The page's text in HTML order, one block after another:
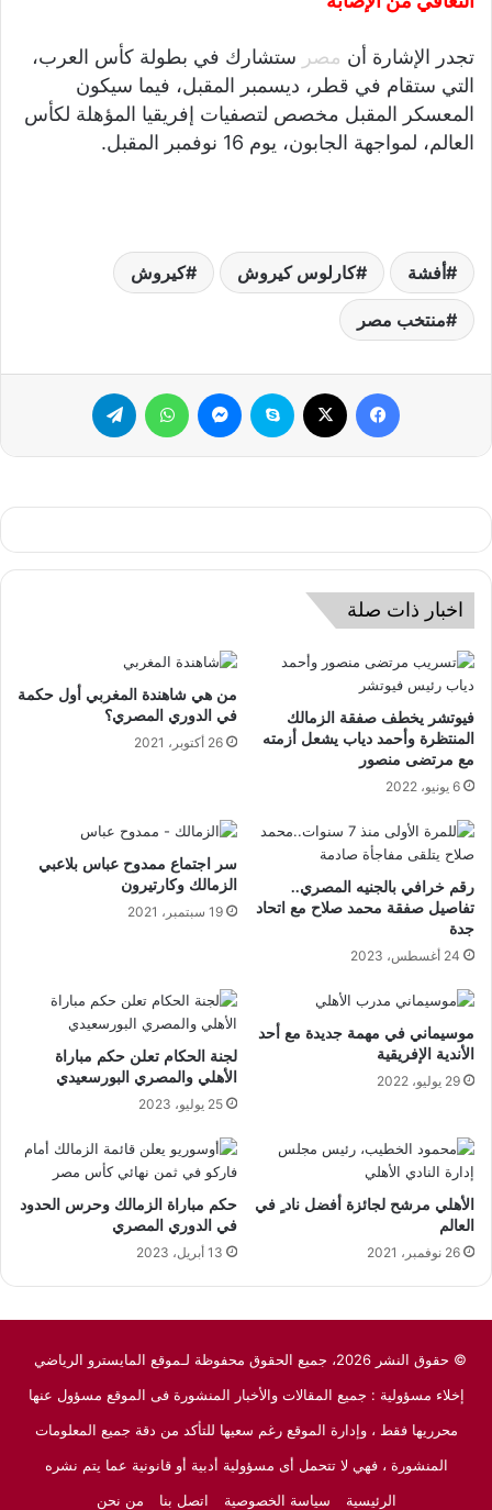
تجدر الإشارة أن مصر ستشارك في بطولة كأس العرب،
التي ستقام في قطر، ديسمبر المقبل، فيما سيكون
المعسكر المقبل مخصص لتصفيات إفريقيا المؤهلة لكأس
العالم، لمواجهة الجابون، يوم 16 نوفمبر المقبل.
أفشة كارلوس كيروش كيروش
منتخب مصر
فيسبوك سكايب ماسنجر واتساب
اخبار ذات صلة
فيوتشر يخطف صفقة الزمالك
المنتظرة وأحمد دياب يشعل أزمته
مع مرتضى منصور
6 يونيو، 2022
من هي شاهندة المغربي أول حكمة
في الدوري المصري؟
26 أكتوبر، 2021
رقم خرافي بالجنيه المصري..
تفاصيل صفقة محمد صلاح مع اتحاد
جدة
24 أغسطس، 2023
سر اجتماع ممدوح عباس بلاعبي
الزمالك وكارتيرون
19 سبتمبر، 2021
موسيماني في مهمة جديدة مع أحد
الأندية الإفريقية
29 يوليو، 2022
لجنة الحكام تعلن حكم مباراة
الأهلي والمصري البورسعيدي
25 يوليو، 2023
الأهلي مرشح لجائزة أفضل ناد ٍ في
العالم
26 نوفمبر، 2021
حكم مباراة الزمالك وحرس الحدود
في الدوري المصري
13 أبريل، 2023
© حقوق النشر 2026، جميع الحقوق محفوظة لـموقع المايسترو الرياضي
إخلاء مسؤولية : جميع المقالات والأخبار المنشورة فى الموقع مسؤول عنها
محرريها فقط ، وإدارة الموقع رغم سعيها للتأكد من دقة جميع المعلومات
المنشورة ، فهي لا تتحمل أى مسؤولية أدبية أو قانونية عما يتم نشره
الرئيسية
سياسة الخصوصية اتصل بنا من نحن